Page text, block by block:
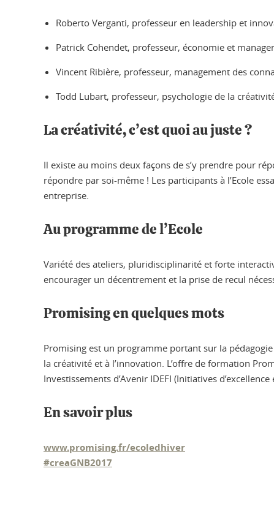
Roberto Verganti, professeur en leadership et
Patrick Cohendet, professeur, économie et
Vincent Ribière, professeur, management des
Todd Lubart, professeur, psychologie de la
La créativité, c’est quoi au juste ?
Il existe au moins deux façons de s’y prendre pour
répondre par soi-même ! Les participants à l’Ecole
entreprise.
Au programme de l’Ecole
Variété des ateliers, pluridisciplinarité et forte
encourager un décentrement et la prise de recul
Promising en quelques mots
Promising est un programme portant sur la
la créativité et à l’innovation. L’offre de formation
Investissements d’Avenir IDEFI (Initiatives
En savoir plus
www.promising.fr/ecoledhiver
#creaGNB2017